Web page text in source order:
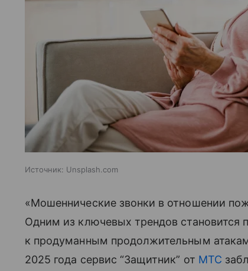
Источник: Unsplash.com
«Мошеннические звонки в отношении
Одним из ключевых трендов становится
к продуманным продолжительным
2025 года сервис “Защитник” от МТС